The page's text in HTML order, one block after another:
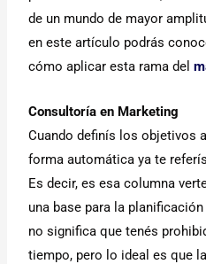
de un mundo de mayor
en este artículo podrás
cómo aplicar esta rama del
Consultoría en Marketing
Cuando definís los objetivos
forma automática ya te
Es decir, es esa columna
una base para la
no significa que tenés
tiempo, pero lo ideal es que